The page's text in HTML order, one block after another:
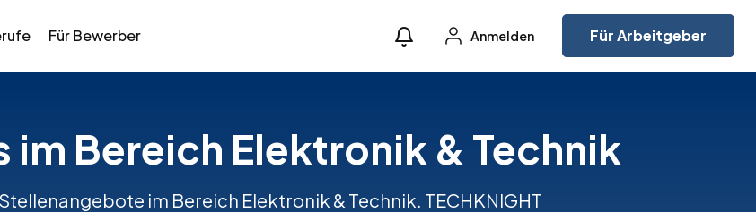
Für Bewerber Anmelden Für Arbeitgeber
im Bereich Elektronik & Technik
im Bereich Elektronik & Technik. TECHKNIGHT